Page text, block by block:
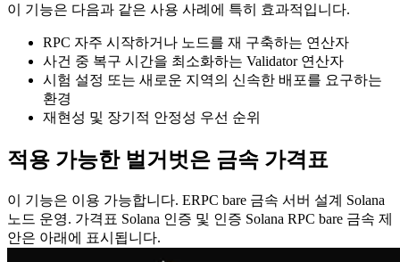
이 기능은 다음과 같은 사용 사례에 특히 효과적입니다.
RPC 자주 시작하거나 노드를 재 구축하는 연산자
사건 중 복구 시간을 최소화하는 Validator 연산자
시험 설정 또는 새로운 지역의 신속한 배포를 요구하는
환경
재현성 및 장기적 안정성 우선 순위
적용 가능한 벌거벗은 금속 가격표
이 기능은 이용 가능합니다. ERPC bare 금속 서버 설계 Solana
노드 운영. 가격표 Solana 인증 및 인증 Solana RPC bare 금속 제
안은 아래에 표시됩니다.